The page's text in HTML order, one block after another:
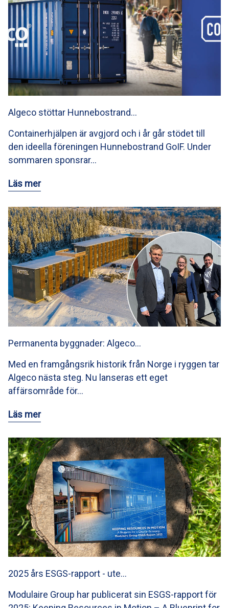
Algeco stöttar Hunnebostrand…
Containerhjälpen är avgjord och i år går stödet till
den ideella föreningen Hunnebostrand GoIF. Under
sommaren sponsrar…
Läs mer
Permanenta byggnader: Algeco…
Med en framgångsrik historik från Norge i ryggen tar
Algeco nästa steg. Nu lanseras ett eget
affärsområde för…
Läs mer
2025 års ESGS-rapport - ute…
Modulaire Group har publicerat sin ESGS-rapport för